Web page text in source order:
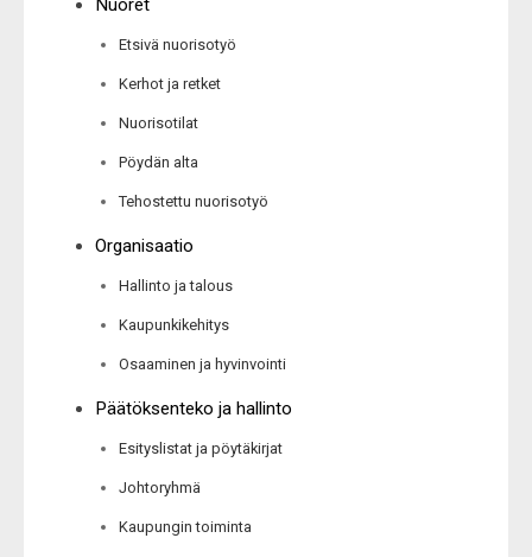
Nuoret
Etsivä nuorisotyö
Kerhot ja retket
Nuorisotilat
Pöydän alta
Tehostettu nuorisotyö
Organisaatio
Hallinto ja talous
Kaupunkikehitys
Osaaminen ja hyvinvointi
Päätöksenteko ja hallinto
Esityslistat ja pöytäkirjat
Johtoryhmä
Kaupungin toiminta